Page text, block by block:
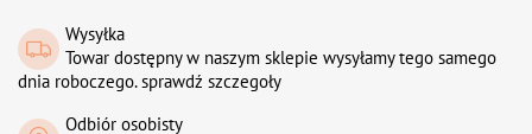
Wysyłka
Towar dostępny w naszym sklepie wysyłamy tego samego
dnia roboczego. sprawdź szczegoły
Odbiór osobisty